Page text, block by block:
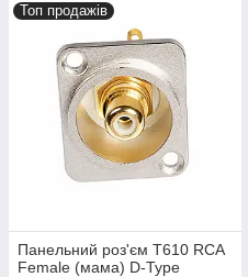
Топ продажів
Панельний роз'єм T610 RCA
Female (мама) D-Type